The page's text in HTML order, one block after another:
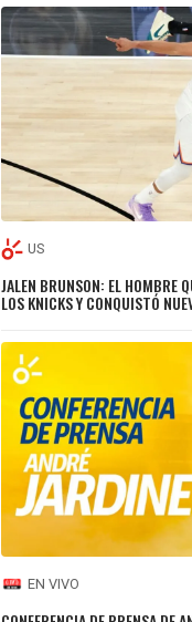
US
JALEN BRUNSON: EL HOMBRE
LOS KNICKS Y CONQUISTÓ
EN VIVO